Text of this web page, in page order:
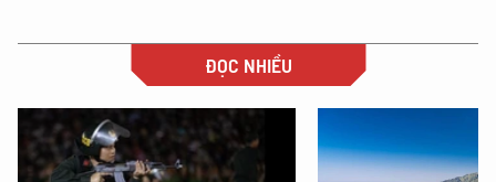
ĐỌC NHIỀU